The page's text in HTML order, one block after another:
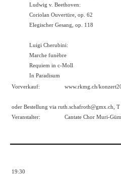
Ludwig v. Beethoven:
Coriolan Ouvertüre, op. 62
Elegischer Gesang, op. 118
Luigi Cherubini:
Marche funèbre
Requiem in c-Moll
In Paradisum
Vorverkauf:
www.rkmg.ch/
oder Bestellung via ruth.schafroth@gmx.ch,
Veranstalter:
Cantate Chor Muri-
19:30